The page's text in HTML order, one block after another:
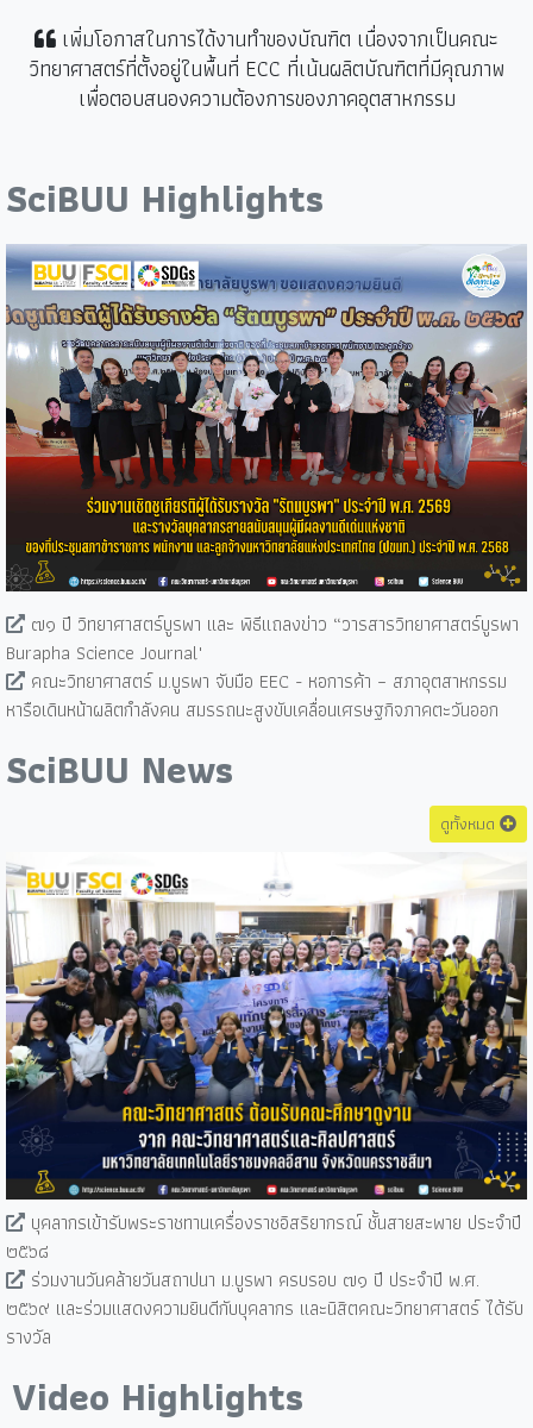
เพิ่มโอกาสในการได้งานทำของบัณฑิต เนื่องจากเป็นคณะ
วิทยาศาสตร์ที่ตั้งอยู่ในพื้นที่ ECC ที่เน้นผลิตบัณฑิตที่มีคุณภาพ
เพื่อตอบสนองความต้องการของภาคอุตสาหกรรม
SciBUU Highlights
๗๑ ปี วิทยาศาสตร์บูรพา และ พิธีแถลงข่าว “วารสารวิทยาศาสตร์บูรพา
Burapha Science Journal"
คณะวิทยาศาสตร์ ม.บูรพา จับมือ EEC - หอการค้า – สภาอุตสาหกรรม
หารือเดินหน้าผลิตกำลังคน สมรรถนะสูงขับเคลื่อนเศรษฐกิจภาคตะวันออก
SciBUU News
ดูทั้งหมด
บุคลากรเข้ารับพระราชทานเครื่องราชอิสริยากรณ์ ชั้นสายสะพาย ประจำปี
๒๕๖๘
ร่วมงานวันคล้ายวันสถาปนา ม.บูรพา ครบรอบ ๗๑ ปี ประจำปี พ.ศ.
๒๕๖๙ และร่วมแสดงความยินดีกับบุคลากร และนิสิตคณะวิทยาศาสตร์ ได้รับ
รางวัล
Video Highlights